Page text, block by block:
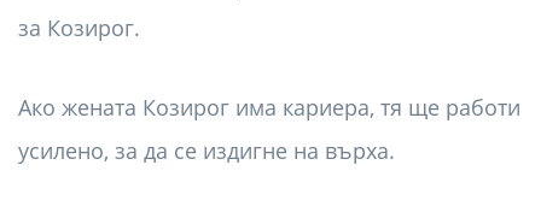
за Козирог.
Ако жената Козирог има кариера, тя ще работи
усилено, за да се издигне на върха.